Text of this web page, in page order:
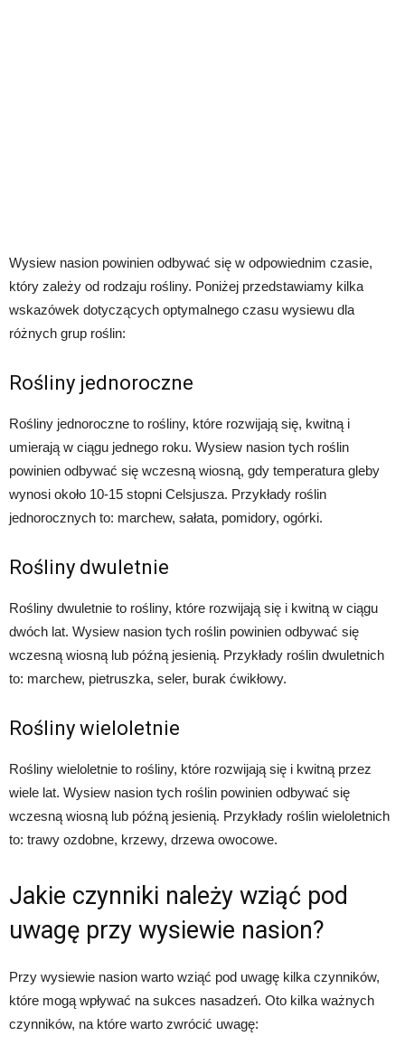
Wysiew nasion powinien odbywać się w odpowiednim czasie,
który zależy od rodzaju rośliny. Poniżej przedstawiamy kilka
wskazówek dotyczących optymalnego czasu wysiewu dla
różnych grup roślin:
Rośliny jednoroczne
Rośliny jednoroczne to rośliny, które rozwijają się, kwitną i
umierają w ciągu jednego roku. Wysiew nasion tych roślin
powinien odbywać się wczesną wiosną, gdy temperatura gleby
wynosi około 10-15 stopni Celsjusza. Przykłady roślin
jednorocznych to: marchew, sałata, pomidory, ogórki.
Rośliny dwuletnie
Rośliny dwuletnie to rośliny, które rozwijają się i kwitną w ciągu
dwóch lat. Wysiew nasion tych roślin powinien odbywać się
wczesną wiosną lub późną jesienią. Przykłady roślin dwuletnich
to: marchew, pietruszka, seler, burak ćwikłowy.
Rośliny wieloletnie
Rośliny wieloletnie to rośliny, które rozwijają się i kwitną przez
wiele lat. Wysiew nasion tych roślin powinien odbywać się
wczesną wiosną lub późną jesienią. Przykłady roślin wieloletnich
to: trawy ozdobne, krzewy, drzewa owocowe.
Jakie czynniki należy wziąć pod
uwagę przy wysiewie nasion?
Przy wysiewie nasion warto wziąć pod uwagę kilka czynników,
które mogą wpływać na sukces nasadzeń. Oto kilka ważnych
czynników, na które warto zwrócić uwagę: